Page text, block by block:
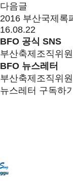
다음글
2016 부산국제록
16.08.22
BFO 공식 SNS
부산축제조직위
BFO 뉴스레터
부산축제조직위
뉴스레터 구독하